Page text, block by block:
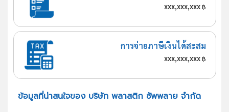
xxx,xxx,xxx฿
การจ่ายภาษีเงินได้สะสม
xxx,xxx,xxx฿
ข้อมูลที่น่าสนใจของ บริษัท พลาสติก ซัพพลาย จำกัด